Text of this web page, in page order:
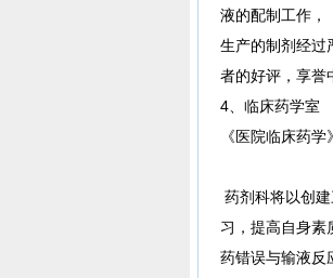
液的配制工作，
生产的制剂经过
者的好评，享誉
4、临床药学室
《医院临床药
药剂科将以创
习，提高自身素
药错误与输液反